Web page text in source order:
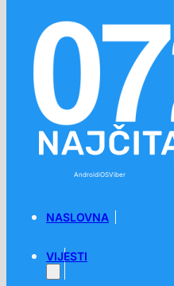
AndroidiOSViber
NASLOVNA
VIJESTI